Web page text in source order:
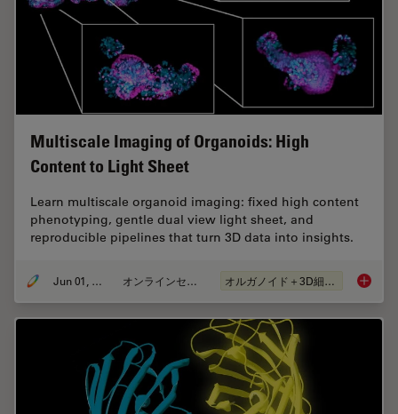
Multiscale Imaging of Organoids: High
Content to Light Sheet
Learn multiscale organoid imaging: fixed high content
phenotyping, gentle dual view light sheet, and
reproducible pipelines that turn 3D data into insights.
Jun 01, 2026 オンラインセミナー オルガノイド＋3D細胞培養